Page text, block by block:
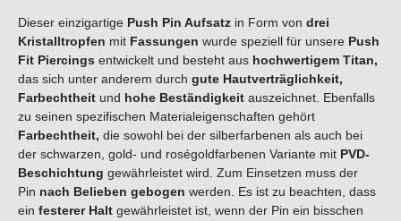
Dieser einzigartige Push Pin Aufsatz in Form von drei
Kristalltropfen mit Fassungen wurde speziell für unsere Push
Fit Piercings entwickelt und besteht aus hochwertigem Titan,
das sich unter anderem durch gute Hautverträglichkeit,
Farbechtheit und hohe Beständigkeit auszeichnet. Ebenfalls
zu seinen spezifischen Materialeigenschaften gehört
Farbechtheit, die sowohl bei der silberfarbenen als auch bei
der schwarzen, gold- und roségoldfarbenen Variante mit PVD-
Beschichtung gewährleistet wird. Zum Einsetzen muss der
Pin nach Belieben gebogen werden. Es ist zu beachten, dass
ein festerer Halt gewährleistet ist, wenn der Pin ein bisschen